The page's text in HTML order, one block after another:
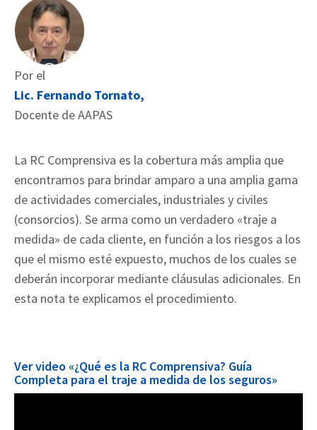
Por el
Lic. Fernando Tornato,
Docente de AAPAS
La RC Comprensiva es la cobertura más amplia que
encontramos para brindar amparo a una amplia gama
de actividades comerciales, industriales y civiles
(consorcios). Se arma como un verdadero «traje a
medida» de cada cliente, en función a los riesgos a los
que el mismo esté expuesto, muchos de los cuales se
deberán incorporar mediante cláusulas adicionales. En
esta nota te explicamos el procedimiento.
Ver video «¿Qué es la RC Comprensiva? Guía
Completa para el traje a medida de los seguros»